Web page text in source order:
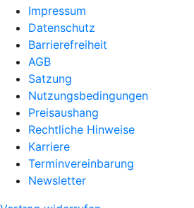
Impressum
Datenschutz
Barrierefreiheit
AGB
Satzung
Nutzungsbedingungen
Preisaushang
Rechtliche Hinweise
Karriere
Terminvereinbarung
Newsletter